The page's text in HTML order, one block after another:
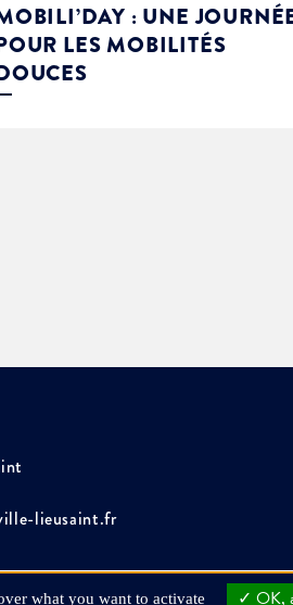
: UNE
LES MOBILITÉS
lieusaint.fr
what you want to activate OK,